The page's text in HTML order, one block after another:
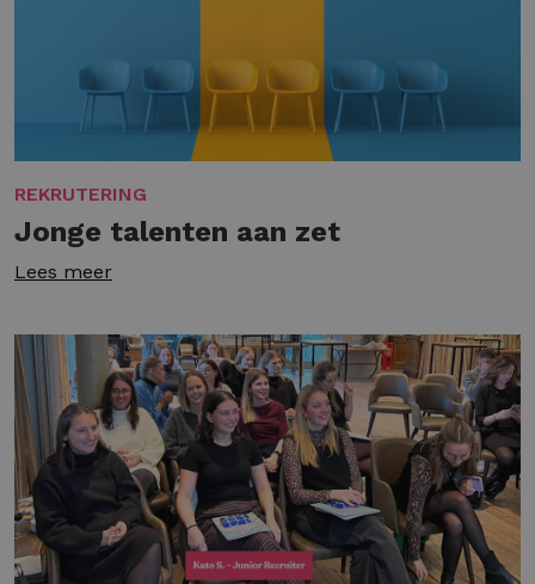
REKRUTERING
Jonge talenten aan zet
Lees meer